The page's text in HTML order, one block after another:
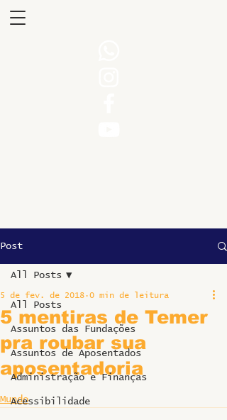
Post
All Posts
Assuntos das Fundações
Assuntos de Aposentados
Administração e Finanças
Acessibilidade
All Posts
5 mentiras de Temer
pra roubar sua
aposentadoria
5 de fev. de 2018 0 min de leitura
Mundo